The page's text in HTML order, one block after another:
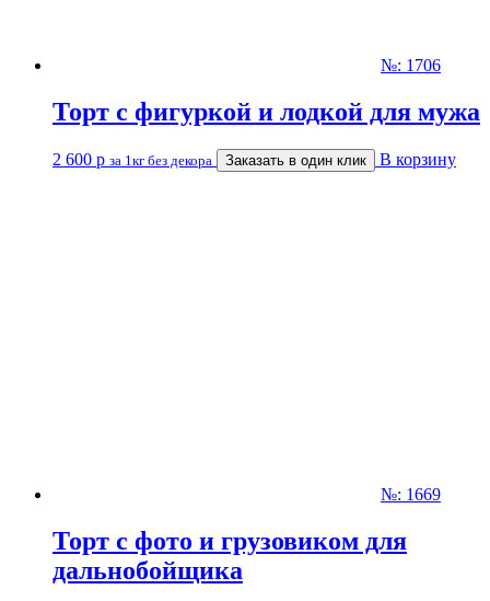
№: 1706
Торт с фигуркой и лодкой для мужа
2 600 р за 1кг без декора Заказать в один клик В корзину
№: 1669
Торт с фото и грузовиком для
дальнобойщика